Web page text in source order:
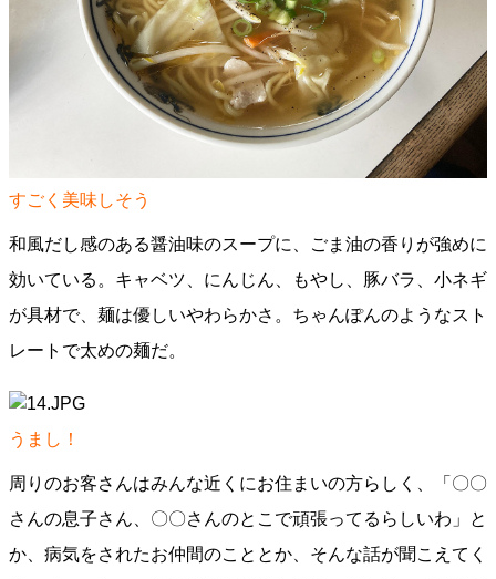
すごく美味しそう
和風だし感のある醤油味のスープに、ごま油の香りが強めに
効いている。キャベツ、にんじん、もやし、豚バラ、小ネギ
が具材で、麺は優しいやわらかさ。ちゃんぽんのようなスト
レートで太めの麺だ。
うまし！
周りのお客さんはみんな近くにお住まいの方らしく、「〇〇
さんの息子さん、〇〇さんのとこで頑張ってるらしいわ」と
か、病気をされたお仲間のこととか、そんな話が聞こえてく